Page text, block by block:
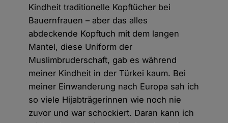
Kindheit traditionelle Kopftücher bei
Bauernfrauen – aber das alles
abdeckende Kopftuch mit dem langen
Mantel, diese Uniform der
Muslimbruderschaft, gab es während
meiner Kindheit in der Türkei kaum. Bei
meiner Einwanderung nach Europa sah ich
so viele Hijabträgerinnen wie noch nie
zuvor und war schockiert. Daran kann ich